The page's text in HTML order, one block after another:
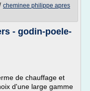
cheminee philippe apres
- godin-poele-
de chauffage et
d'une large gamme